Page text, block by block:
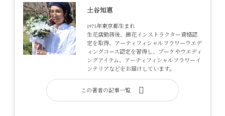
土谷知恵
1975年東京都生まれ
生花店勤務後、飾花インストラクター資格認
定を取得、アーティフィシャルフラワーウエデ
ィングコース認定を習得し、ブーケやウエディ
ングアイテム、アーティフィシャルフラワーイ
ンテリアなどをお届けしています。
この著者の記事一覧